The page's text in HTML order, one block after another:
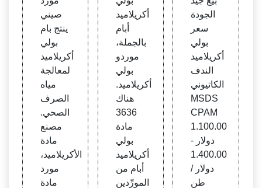
ي أكر
يلاميد
لمياه
الصر
ف ال
صحي
صيني
ينتج بام
بولي
أكريلاميد
لمعالجة
مياه
الصرف
الصحي.
مصنع
مادة
الأكريلاميد،
مورد
مادة
م بول
ي أكر
يلاميد
msd
s apa
m
أكريلاميد
أبام
بالجملة،
موردو
بولي
أكريلاميد.
هناك
3636
مادة
بولي
أكريلاميد
أبام من
المورِّدين
akril
amid
Msds
Üreti
cileri
nden
ve
الجودة
سعر
بولي
أكريلاميد
الندف
الكاتيوني
MSDS
CPAM
1.100.00
دولار -
1.400.00
دولار /
طن